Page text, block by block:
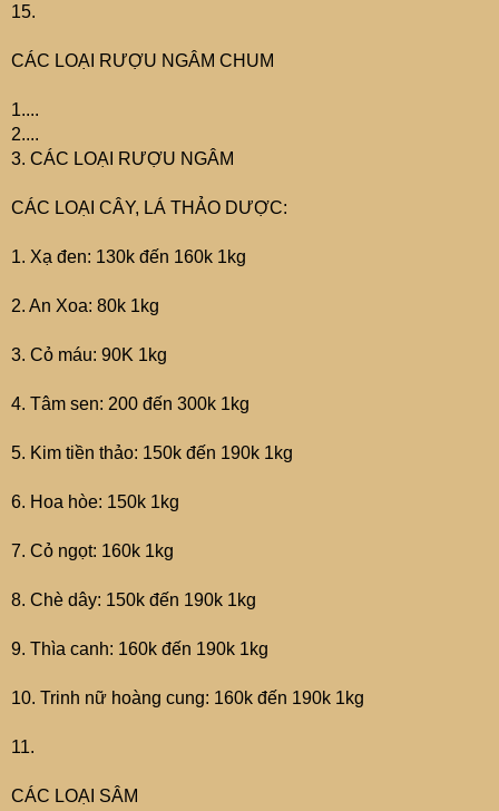
15.
CÁC LOẠI RƯỢU NGÂM CHUM
1....
2....
3. CÁC LOẠI RƯỢU NGÂM
CÁC LOẠI CÂY, LÁ THẢO DƯỢC:
1. Xạ đen: 130k đến 160k 1kg
2. An Xoa: 80k 1kg
3. Cỏ máu: 90K 1kg
4. Tâm sen: 200 đến 300k 1kg
5. Kim tiền thảo: 150k đến 190k 1kg
6. Hoa hòe: 150k 1kg
7. Cỏ ngọt: 160k 1kg
8. Chè dây: 150k đến 190k 1kg
9. Thìa canh: 160k đến 190k 1kg
10. Trinh nữ hoàng cung: 160k đến 190k 1kg
11.
CÁC LOẠI SÂM